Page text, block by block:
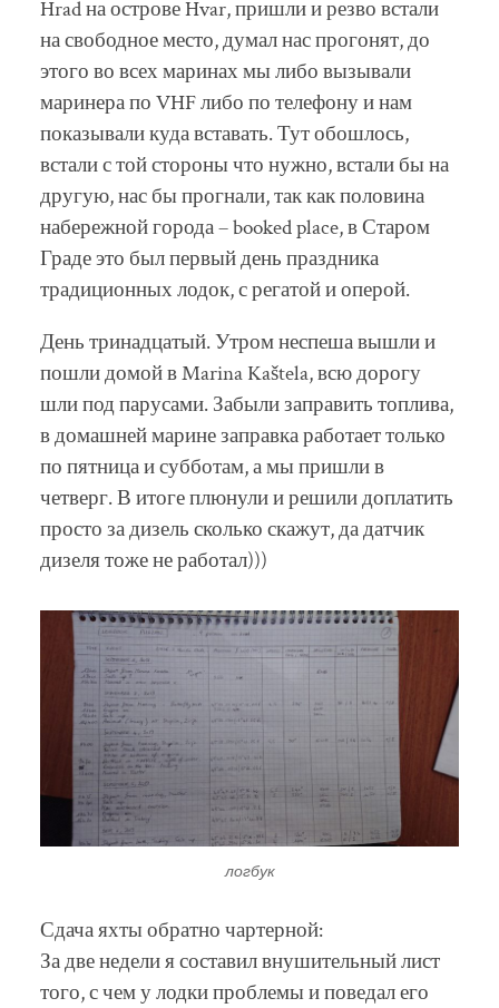
Hrad на острове Hvar, пришли и резво встали
на свободное место, думал нас прогонят, до
этого во всех маринах мы либо вызывали
маринера по VHF либо по телефону и нам
показывали куда вставать. Тут обошлось,
встали с той стороны что нужно, встали бы на
другую, нас бы прогнали, так как половина
набережной города – booked place, в Старом
Граде это был первый день праздника
традиционных лодок, с регатой и оперой.
День тринадцатый. Утром неспеша вышли и
пошли домой в Marina Kaštela, всю дорогу
шли под парусами. Забыли заправить топлива,
в домашней марине заправка работает только
по пятница и субботам, а мы пришли в
четверг. В итоге плюнули и решили доплатить
просто за дизель сколько скажут, да датчик
дизеля тоже не работал)))
логбук
Сдача яхты обратно чартерной:
За две недели я составил внушительный лист
того, с чем у лодки проблемы и поведал его